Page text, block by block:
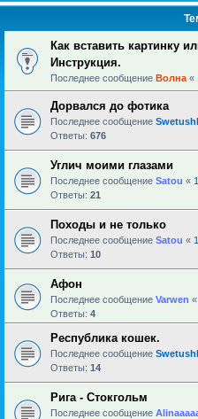
Как вставить картинку
Инструкция.
Последнее сообщение Волна «
Дорвался до фотика
Последнее сообщение
Ответы: 676
Углич моими глазами
Последнее сообщение Satou «
Ответы: 21
Походы и не только
Последнее сообщение Satou «
Ответы: 10
Афон
Последнее сообщение Varwen «
Ответы: 4
Республика кошек.
Последнее сообщение
Ответы: 14
Рига - Стокгольм
Последнее сообщение